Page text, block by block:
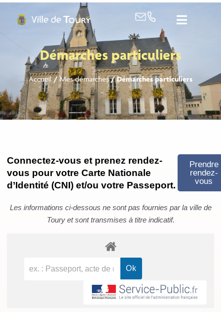
Démarches particuliers
Accueil/Mes démarches/Démarches particuliers
Connectez-vous et prenez rendez-
vous pour votre Carte Nationale
d’Identité (CNI) et/ou votre Passeport.
Prendre
rendez-
vous
Les informations ci-dessous ne sont pas fournies par la ville de
Toury et sont transmises à titre indicatif.